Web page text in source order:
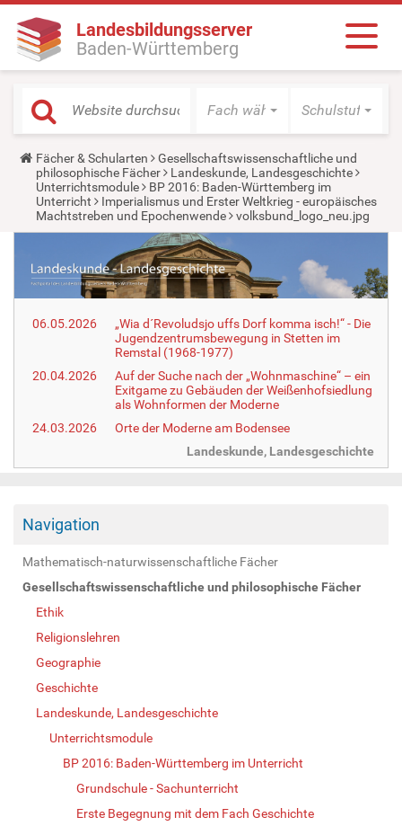
Landesbildungsserver
Baden-Württemberg
Fach wählen Schulstufe
Y
o
u
a
r
e
r
e
:
Fächer & Schularten
Gesellschaftswissenschaftliche und
philosophische Fächer
Landeskunde, Landesgeschichte
Unterrichtsmodule
BP 2016: Baden-Württemberg im
Unterricht
Imperialismus und Erster Weltkrieg - europäisches
Machtstreben und Epochenwende
volksbund_logo_neu.jpg
06.05.2026
„Wia d´Revoludsjo uffs Dorf komma isch!“ - Die
Jugendzentrumsbewegung in Stetten im
Remstal (1968-1977)
20.04.2026
Auf der Suche nach der „Wohnmaschine“ – ein
Exitgame zu Gebäuden der Weißenhofsiedlung
als Wohnformen der Moderne
24.03.2026
Orte der Moderne am Bodensee
Landeskunde, Landesgeschichte
Navigation
Mathematisch-naturwissenschaftliche Fächer
Gesellschaftswissenschaftliche und philosophische Fächer
Ethik
Religionslehren
Geographie
Geschichte
Landeskunde, Landesgeschichte
Unterrichtsmodule
BP 2016: Baden-Württemberg im Unterricht
Grundschule - Sachunterricht
Erste Begegnung mit dem Fach Geschichte